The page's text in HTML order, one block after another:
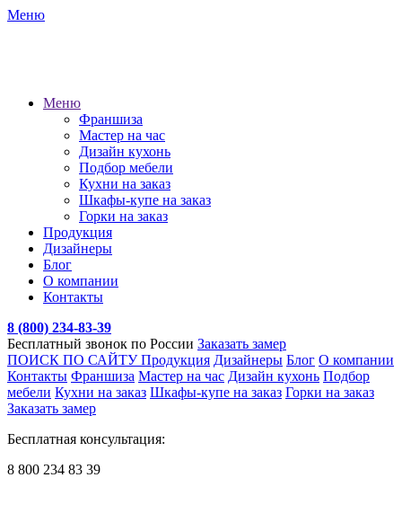
Меню
Меню
Франшиза
Мастер на час
Дизайн кухонь
Подбор мебели
Кухни на заказ
Шкафы-купе на заказ
Горки на заказ
Продукция
Дизайнеры
Блог
О компании
Контакты
8 (800) 234-83-39
Бесплатный звонок по России Заказать замер
ПОИСК ПО САЙТУПродукция Дизайнеры Блог О компании
Контакты Франшиза Мастер на час Дизайн кухонь Подбор
мебели Кухни на заказ Шкафы-купе на заказ Горки на заказ
Заказать замер
Бесплатная консультация:
8 800 234 83 39